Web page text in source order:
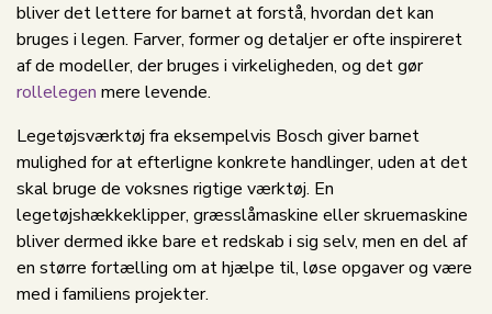
bliver det lettere for barnet at forstå, hvordan det kan
bruges i legen. Farver, former og detaljer er ofte inspireret
af de modeller, der bruges i virkeligheden, og det gør
rollelegen mere levende.
Legetøjsværktøj fra eksempelvis Bosch giver barnet
mulighed for at efterligne konkrete handlinger, uden at det
skal bruge de voksnes rigtige værktøj. En
legetøjshækkeklipper, græsslåmaskine eller skruemaskine
bliver dermed ikke bare et redskab i sig selv, men en del af
en større fortælling om at hjælpe til, løse opgaver og være
med i familiens projekter.